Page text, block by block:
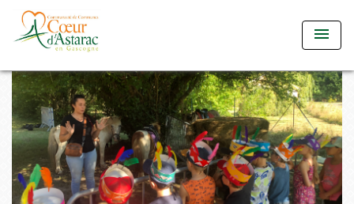
menu